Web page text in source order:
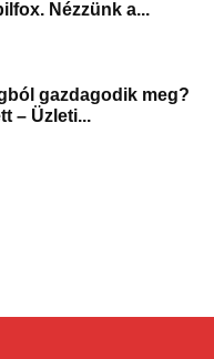
Nézzünk a...
gazdagodik meg?
– Üzleti...